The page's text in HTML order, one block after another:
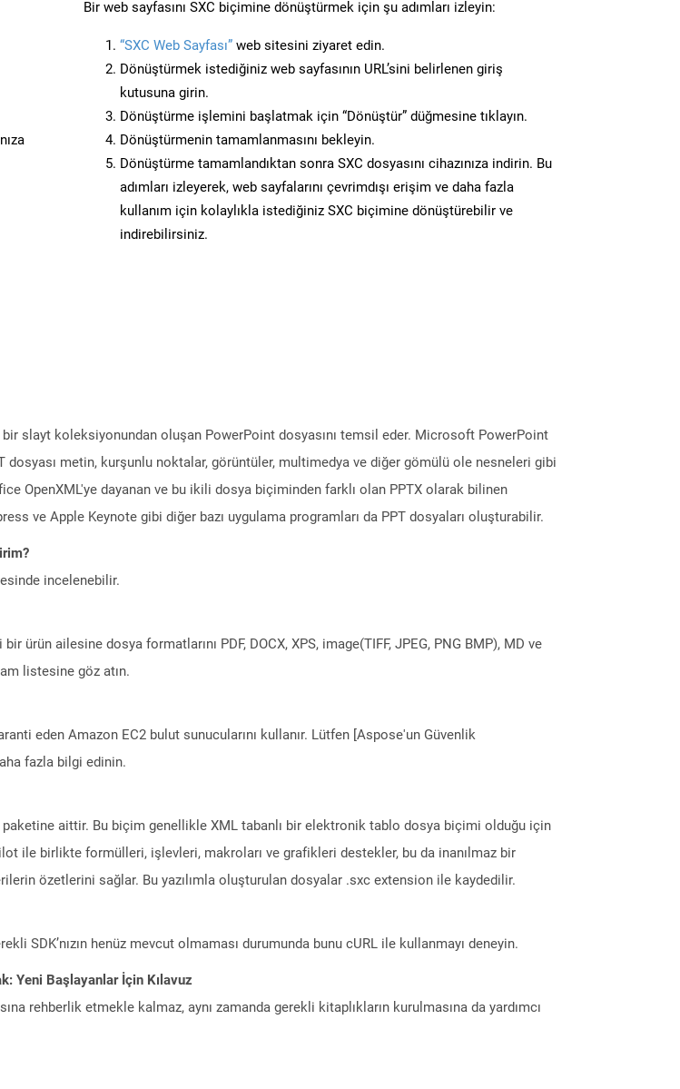
Bir web sayfasını SXC biçimine dönüştürmek için şu adımları izleyin:
“SXC Web Sayfası” web sitesini ziyaret edin.
Dönüştürmek istediğiniz web sayfasının URL’sini belirlenen giriş
kutusuna girin.
Dönüştürme işlemini başlatmak için “Dönüştür” düğmesine tıklayın.
Dönüştürmenin tamamlanmasını bekleyin.
Dönüştürme tamamlandıktan sonra SXC dosyasını cihazınıza indirin. Bu
adımları izleyerek, web sayfalarını çevrimdışı erişim ve daha fazla
kullanım için kolaylıkla istediğiniz SXC biçimine dönüştürebilir ve
indirebilirsiniz.
slayt koleksiyonundan oluşan PowerPoint dosyasını temsil eder. Microsoft PowerPoint
metin, kurşunlu noktalar, görüntüler, multimedya ve diğer gömülü ole nesneleri gibi
OpenXML'ye dayanan ve bu ikili dosya biçiminden farklı olan PPTX olarak bilinen
ve Apple Keynote gibi diğer bazı uygulama programları da PPT dosyaları oluşturabilir.
incelenebilir.
ürün ailesine dosya formatlarını PDF, DOCX, XPS, image(TIFF, JPEG, PNG BMP), MD ve
listesine göz atın.
eden Amazon EC2 bulut sunucularını kullanır. Lütfen [Aspose'un Güvenlik
fazla bilgi edinin.
aittir. Bu biçim genellikle XML tabanlı bir elektronik tablo dosya biçimi olduğu için
ile birlikte formülleri, işlevleri, makroları ve grafikleri destekler, bu da inanılmaz bir
özetlerini sağlar. Bu yazılımla oluşturulan dosyalar .sxc extension ile kaydedilir.
SDK’nızın henüz mevcut olmaması durumunda bunu cURL ile kullanmayı deneyin.
Yeni Başlayanlar İçin Kılavuz
rehberlik etmekle kalmaz, aynı zamanda gerekli kitaplıkların kurulmasına da yardımcı